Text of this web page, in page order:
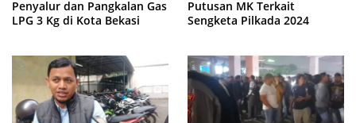
Penyalur dan Pangkalan Gas
LPG 3 Kg di Kota Bekasi
Putusan MK Terkait
Sengketa Pilkada 2024